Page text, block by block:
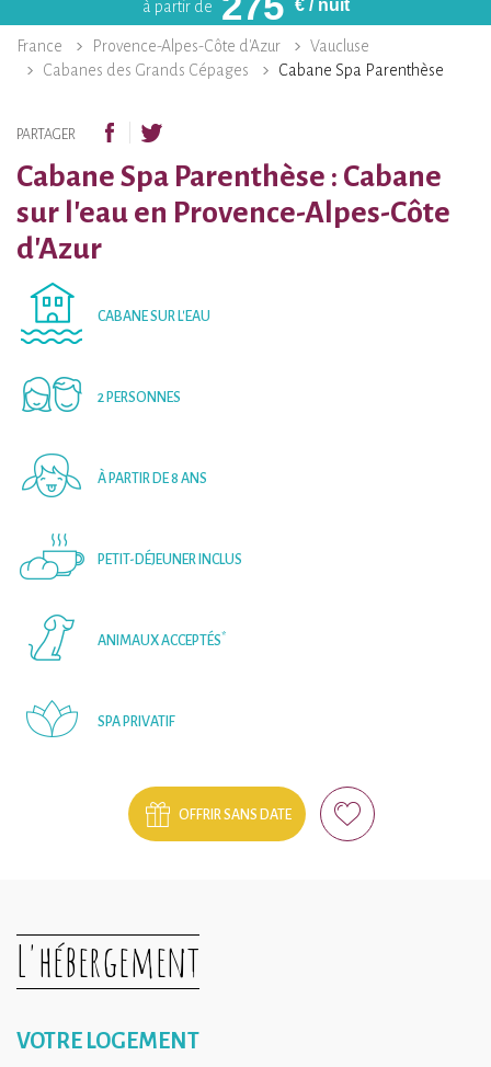
à partir de € / nuit
France Provence-Alpes-Côte d'Azur
Vaucluse
Cabanes des Grands Cépages
Cabane Spa Parenthèse
PARTAGER
Cabane Spa Parenthèse : Cabane
sur l'eau en Provence-Alpes-Côte
d'Azur
CABANE SUR L'EAU
2 PERSONNES
À PARTIR DE 8 ANS
PETIT-DÉJEUNER INCLUS
ANIMAUX ACCEPTÉS*
SPA PRIVATIF
OFFRIR SANS DATE
L'hébergement
VOTRE LOGEMENT